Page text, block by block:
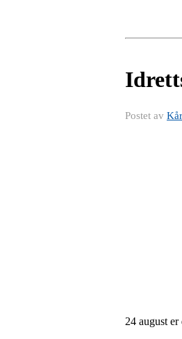
Postet av
24 august